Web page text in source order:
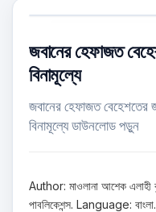
জবানের হেফাজত
বিনামূল্যে
জবানের হেফাজত বেহেশতের
বিনামূল্যে ডাউনলোড পড়ুন
Author: মাওলানা আশেক এলাহী
পাবলিকেশন্স. Language: